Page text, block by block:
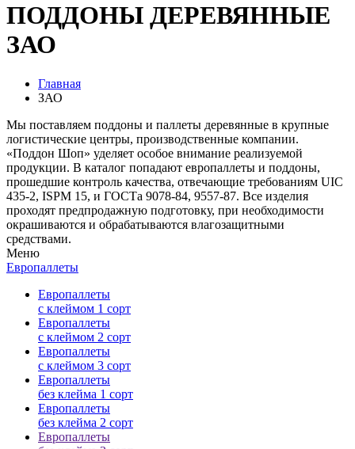
ПОДДОНЫ ДЕРЕВЯННЫЕ
ЗАО
Главная
ЗАО
Мы поставляем поддоны и паллеты деревянные в крупные
логистические центры, производственные компании.
«Поддон Шоп» уделяет особое внимание реализуемой
продукции. В каталог попадают европаллеты и поддоны,
прошедшие контроль качества, отвечающие требованиям UIC
435-2, ISPM 15, и ГОСТа 9078-84, 9557-87. Все изделия
проходят предпродажную подготовку, при необходимости
окрашиваются и обрабатываются влагозащитными
средствами.
Меню
Европаллеты
Европаллеты
с клеймом 1 сорт
Европаллеты
с клеймом 2 сорт
Европаллеты
с клеймом 3 сорт
Европаллеты
без клейма 1 сорт
Европаллеты
без клейма 2 сорт
Европаллеты